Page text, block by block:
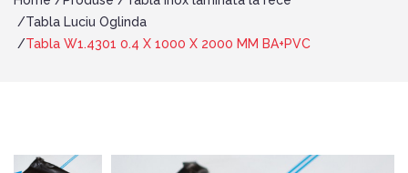
Tabla Luciu Oglinda
Tabla W1.4301 0.4 X 1000 X 2000 MM BA+PVC